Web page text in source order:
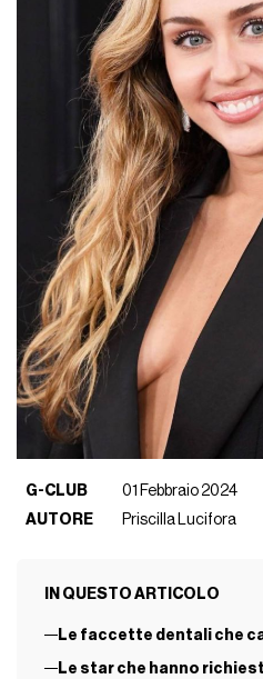
G-CLUB
01 Febbraio 2024
AUTORE
Priscilla Lucifora
IN QUESTO ARTICOLO
Le faccette dentali che
Le star che hanno